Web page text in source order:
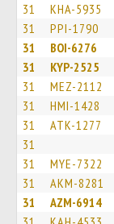
31 KHA-5935
31 PPI-1790
31 BOI-6276
31 KYP-2525
31 MEZ-2112
31 HMI-1428
31 ATK-1277
31
31 MYE-7322
31 AKM-8281
31 AZM-6914